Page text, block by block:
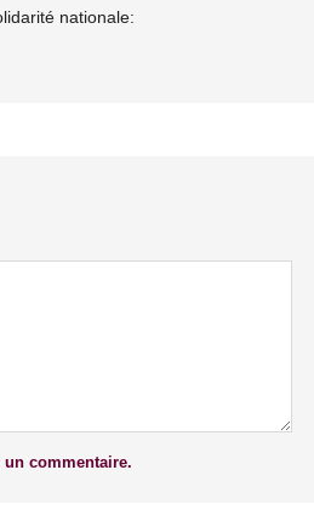
nationale:
commentaire.